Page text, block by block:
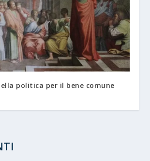
politica per il bene comune